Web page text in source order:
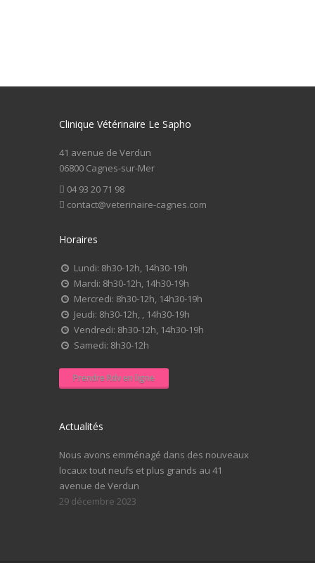
Clinique Vétérinaire Le Sapho
41 avenue de Verdun
06800 Cagnes-sur-Mer
04 93 20 71 98
contact@veterinaire-cagnes.com
Horaires
Lundi: 8h30-12h, 14h30-19h
Mardi: 8h30-12h, 14h30-19h
Mercredi: 8h30-12h, 14h30-19h
Jeudi: 8h30-12h, , 14h30-19h
Vendredi: 8h30-12h, 14h30-19h
Samedi: 8h30-12h
Prendre Rdv en ligne
Actualités
Nous avons emménagé dans des nouveaux
locaux tout neufs et plus grands au 41
avenue de Verdun
29 décembre 2023